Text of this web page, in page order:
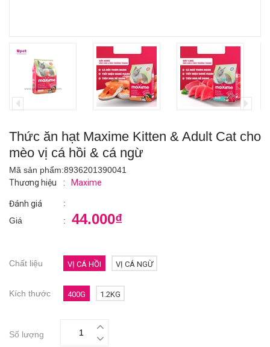
Thức ăn hạt Maxime Kitten & Adult Cat cho
mèo vị cá hồi & cá ngừ
Mã sản phẩm:8936201390041
Thương hiệu
: Maxime
Đánh giá
:
Giá
: 44.000₫
Chất liệu VỊ CÁ HỒI VỊ CÁ NGỪ
Kích thước 400G 1.2KG
Số lượng